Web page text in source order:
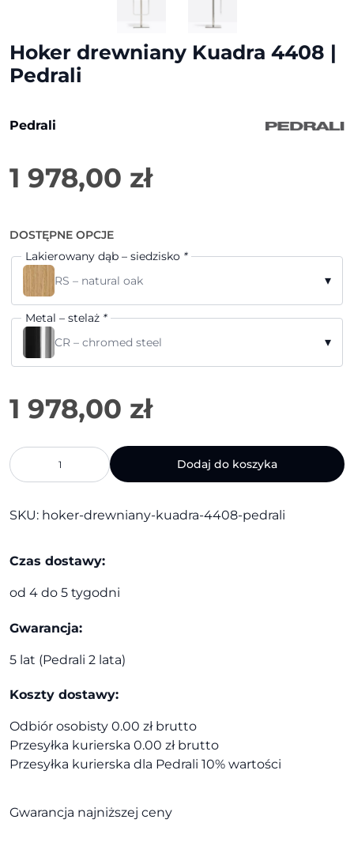
Hoker drewniany Kuadra 4408 |
Pedrali
Pedrali
1 978,00 zł
DOSTĘPNE OPCJE
Lakierowany dąb – siedzisko *
RS – natural oak
▾
Metal – stelaż *
CR – chromed steel
▾
ilość
Hoker
drewniany
4408
Pedrali
Dodaj do koszyka
SKU: hoker-drewniany-kuadra-4408-pedrali
Czas dostawy:
od 4 do 5 tygodni
Gwarancja:
5 lat (Pedrali 2 lata)
Koszty dostawy:
Odbiór osobisty 0.00 zł brutto
Przesyłka kurierska 0.00 zł brutto
Przesyłka kurierska dla Pedrali 10% wartości
Gwarancja najniższej ceny